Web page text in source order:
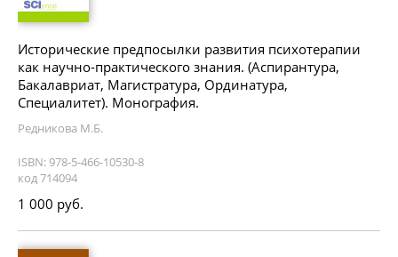
Исторические предпосылки развития психотерапии
как научно-практического знания. (Аспирантура,
Бакалавриат, Магистратура, Ординатура,
Специалитет). Монография.
Редникова М.Б.
ISBN: 978-5-466-10530-8
код 714094
1 000 руб.